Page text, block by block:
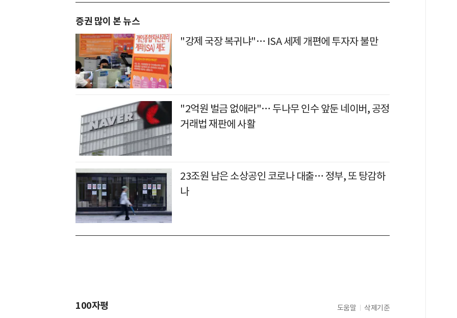
증권 많이 본 뉴스
"강제 국장 복귀냐"… ISA 세제 개편에 투자자 불만
"2억원 벌금 없애라"… 두나무 인수 앞둔 네이버, 공정
거래법 재판에 사활
23조원 남은 소상공인 코로나 대출… 정부, 또 탕감하
나
100자평 도움말 삭제기준